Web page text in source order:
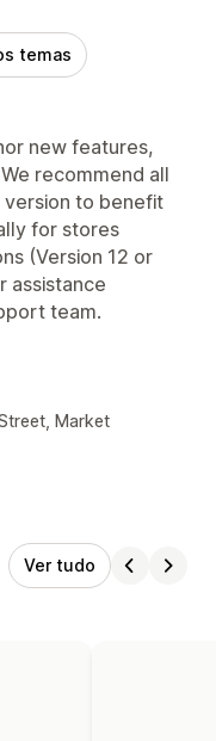
temas
new features,
recommend all
to benefit
for stores
(Version 12 or
assistance
team.
Market
Ver tudo